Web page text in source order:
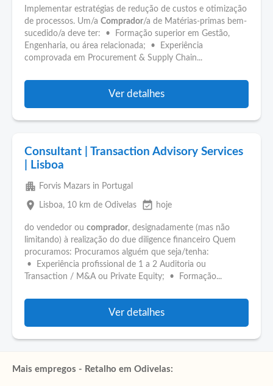
Implementar estratégias de redução de custos e otimização
de processos. Um/a Comprador/a de Matérias-primas bem-
sucedido/a deve ter: • Formação superior em Gestão,
Engenharia, ou área relacionada; • Experiência
comprovada em Procurement & Supply Chain...
Ver detalhes
Consultant | Transaction Advisory Services
| Lisboa
apartment Forvis Mazars in Portugal
place Lisboa, 10 km de Odivelas event_available hoje
do vendedor ou comprador, designadamente (mas não
limitando) à realização do due diligence financeiro Quem
procuramos: Procuramos alguém que seja/tenha:
• Experiência profissional de 1 a 2 Auditoria ou
Transaction / M&A ou Private Equity; • Formação...
Ver detalhes
Mais empregos - Retalho em Odivelas: